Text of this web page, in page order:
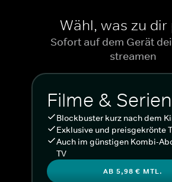
Wähl, was zu dir
Sofort auf dem Gerät
streamen
Filme & Serien
Blockbuster kurz nach dem
Exklusive und preisgekrönte
Auch im günstigen Kombi-
TV
AB 5,98 € MTL.